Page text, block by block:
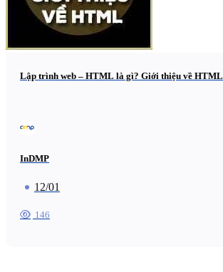
Lập trình web – HTML là gì? Giới thiệu về HTML
InDMP
12/01
146